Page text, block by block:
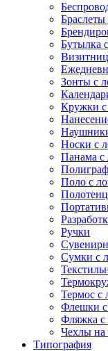
Бутылка
Зонты с
Кружки с
Носки с
Панама с
Поло с
Ручки
Сумки с
Термос с
Флешки с
Фляжка с
Чехлы на
Типография